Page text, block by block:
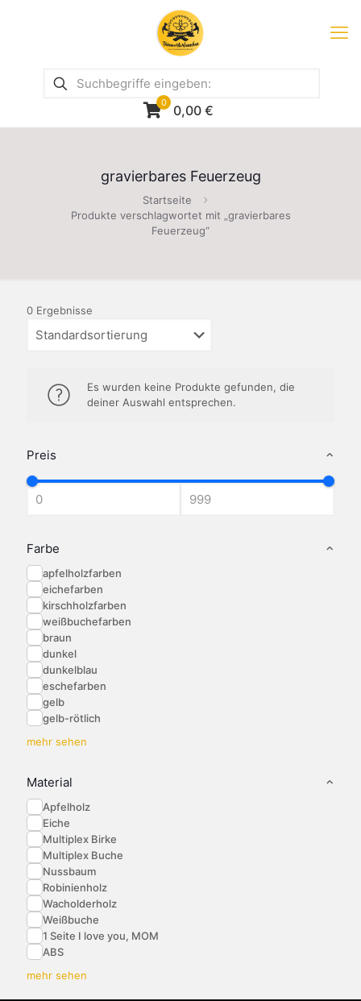
0 0,00 €
gravierbares Feuerzeug
Startseite
Produkte verschlagwortet mit „gravierbares
Feuerzeug“
Preis
Farbe
apfelholzfarben
eichefarben
kirschholzfarben
weißbuchefarben
braun
dunkel
dunkelblau
eschefarben
gelb
gelb-rötlich
mehr sehen
Material
Apfelholz
Eiche
Multiplex Birke
Multiplex Buche
Nussbaum
Robinienholz
Wacholderholz
Weißbuche
1 Seite I love you, MOM
ABS
mehr sehen
0 Ergebnisse
Es wurden keine Produkte gefunden, die
deiner Auswahl entsprechen.